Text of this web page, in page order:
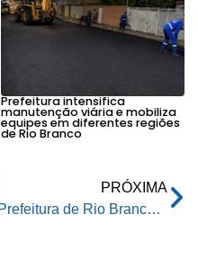
Prefeitura intensifica
manutenção viária e mobiliza
equipes em diferentes regiões
de Rio Branco
PRÓXIMA
Prefeitura de Rio Branco leva operação tapa-buracos à rua da Alegria